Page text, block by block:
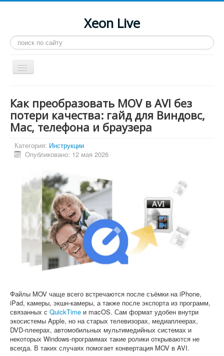
Xeon Live
Искать...
Toggle
Navigation
LGA 2011-3
LGA 2011
Процессоры
Инструкции
Рейтинги
Конференция
Системные программы
Софт
Как преобразовать MOV в AVI без
потери качества: гайд для Виндовс,
Mac, телефона и браузера
Категория: Инструкции
Опубликовано: 12 мая 2026
Файлы MOV чаще всего встречаются после съёмки на iPhone,
iPad, камеры, экшн-камеры, а также после экспорта из программ,
связанных с QuickTime и macOS. Сам формат удобен внутри
экосистемы Apple, но на старых телевизорах, медиаплеерах,
DVD-плеерах, автомобильных мультимедийных системах и
некоторых Windows-программах такие ролики открываются не
всегда. В таких случаях помогает конвертация MOV в AVI.